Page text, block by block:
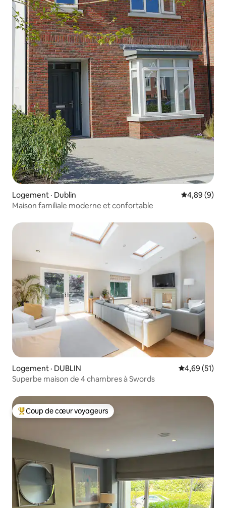
Logement · Dublin Note
4,89 (9)
Maison familiale moderne et confortable
Logement · DUBLIN Note
4,69 (51)
Superbe maison de 4 chambres à Swords
Coup de cœur voyageurs parmi les plus aimés
Coup de cœur voyageurs